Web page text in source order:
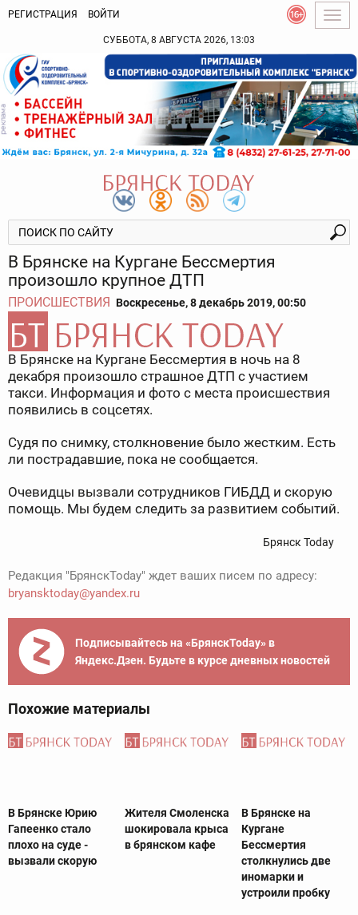
РЕГИСТРАЦИЯ ВОЙТИ
СУББОТА, 8 АВГУСТА 2026, 13:03
В Брянске на Кургане Бессмертия
произошло крупное ДТП
ПРОИСШЕСТВИЯ Воскресенье, 8 декабрь 2019, 00:50
В Брянске на Кургане Бессмертия в ночь на 8
декабря произошло страшное ДТП с участием
такси. Информация и фото с места происшествия
появились в соцсетях.
Судя по снимку, столкновение было жестким. Есть
ли пострадавшие, пока не сообщается.
Очевидцы вызвали сотрудников ГИБДД и скорую
помощь. Мы будем следить за развитием событий.
Брянск Today
Редакция "БрянскToday" ждет ваших писем по адресу:
bryansktoday@yandex.ru
Подписывайтесь на «БрянскToday» в
Яндекс.Дзен. Будьте в курсе дневных новостей
Похожие материалы
В Брянске Юрию
Гапеенко стало
плохо на суде -
вызвали скорую
Жителя Смоленска
шокировала крыса
в брянском кафе
В Брянске на
Кургане
Бессмертия
столкнулись две
иномарки и
устроили пробку